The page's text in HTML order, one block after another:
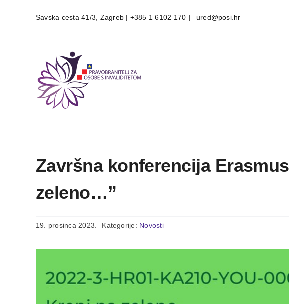
Savska cesta 41/3, Zagreb | +385 1 6102 170 | ured@posi.hr
Završna konferencija
zeleno…”
19. prosinca 2023. Kategorije: Novosti